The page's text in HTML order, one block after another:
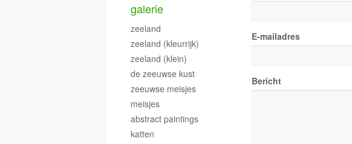
E-mailadres
Bericht
galerie
zeeland
zeeland (kleurrijk)
zeeland (klein)
de zeeuwse kust
zeeuwse meisjes
meisjes
abstract paintings
katten